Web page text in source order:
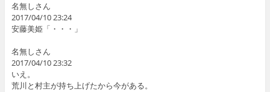
名無しさん
2017/04/10 23:24
安藤美姫「・・・」
名無しさん
2017/04/10 23:32
いえ。
荒川と村主が持ち上げたから今がある。